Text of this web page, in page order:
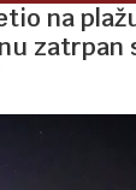
na
zatrpan